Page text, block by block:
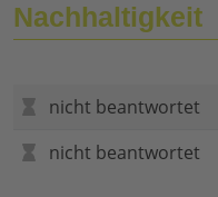
Nachhaltigkeit
nicht beantwortet
nicht beantwortet